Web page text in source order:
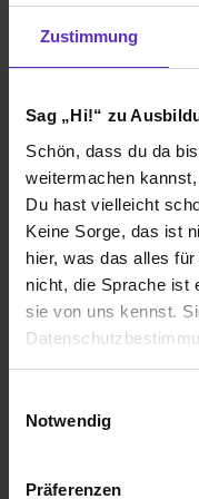
Zustimmung
Sag „Hi!“ zu
Schön, dass du da
weitermachen
Du hast vielleicht
Keine Sorge, das ist
hier, was das alles
nicht, die Sprache ist
sie von uns kennst.
Notwendig
Präferenzen
1. Ausbildungsjahr:
2. Ausbildungsjahr:
4. Ausbildungsjahr:
Firma?
Ausbilderin steht